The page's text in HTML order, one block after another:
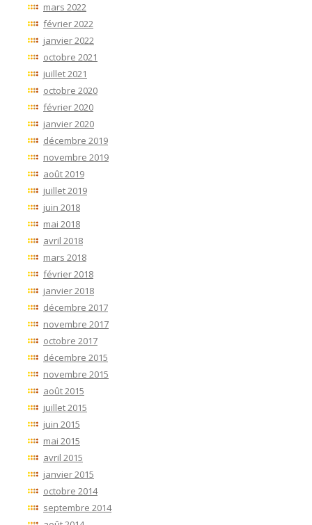
mars 2022
février 2022
janvier 2022
octobre 2021
juillet 2021
octobre 2020
février 2020
janvier 2020
décembre 2019
novembre 2019
août 2019
juillet 2019
juin 2018
mai 2018
avril 2018
mars 2018
février 2018
janvier 2018
décembre 2017
novembre 2017
octobre 2017
décembre 2015
novembre 2015
août 2015
juillet 2015
juin 2015
mai 2015
avril 2015
janvier 2015
octobre 2014
septembre 2014